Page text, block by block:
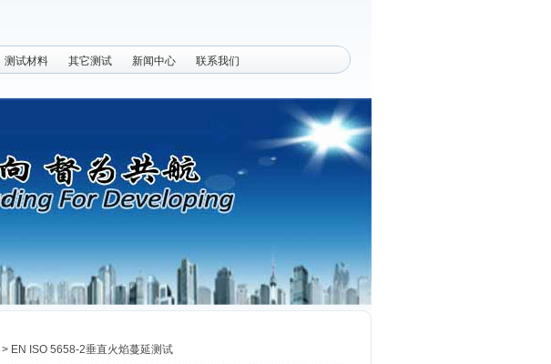
测试材料 其它测试 新闻中心 联系我们
> EN ISO 5658-2垂直火焰蔓延测试